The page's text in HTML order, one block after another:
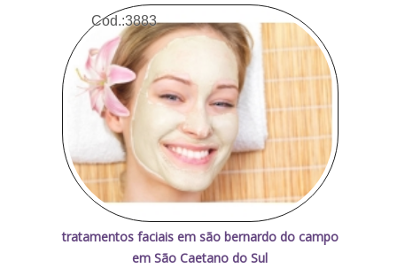
Cod.:3883
tratamentos faciais em são bernardo do campo
em São Caetano do Sul